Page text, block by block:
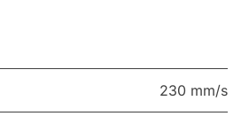
230 mm/s